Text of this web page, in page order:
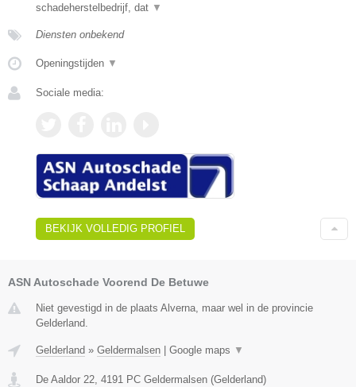
schadeherstelbedrijf, dat ▼
Diensten onbekend
Openingstijden ▼
Sociale media:
BEKIJK VOLLEDIG PROFIEL
ASN Autoschade Voorend De Betuwe
Niet gevestigd in de plaats Alverna, maar wel in de provincie
Gelderland.
Gelderland » Geldermalsen Google maps ▼
De Aaldor 22, 4191 PC Geldermalsen (Gelderland)